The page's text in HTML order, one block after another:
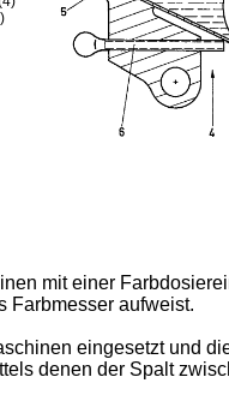
mit einer
Farbmesser aufweist.
eingesetzt und
denen der Spalt